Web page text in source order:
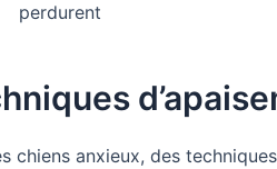
perdurent
chiens anxieux, des